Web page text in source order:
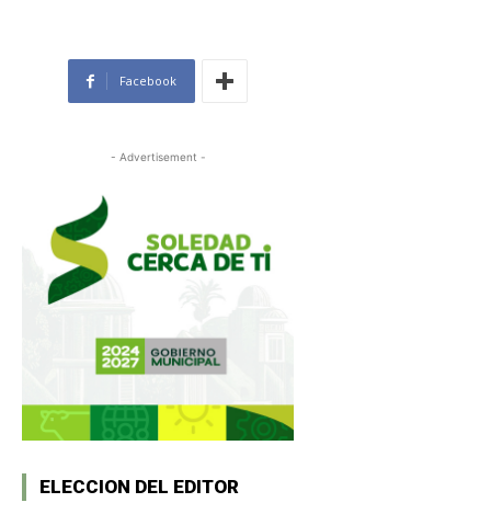
Facebook
- Advertisement -
ELECCION DEL EDITOR